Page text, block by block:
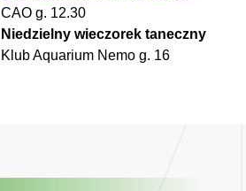
CAO g. 12.30
Niedzielny wieczorek taneczny
Klub Aquarium Nemo g. 16